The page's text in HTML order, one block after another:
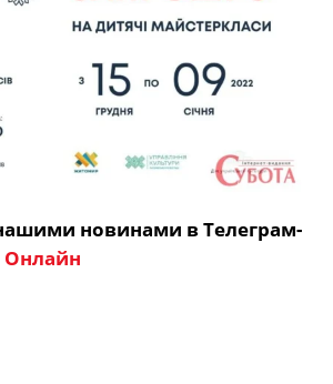
новинами в Телеграм-
Онлайн